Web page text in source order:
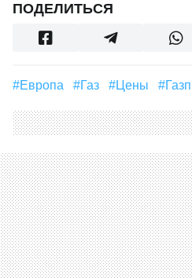
ПОДЕЛИТЬСЯ
#Европа #газ #цены